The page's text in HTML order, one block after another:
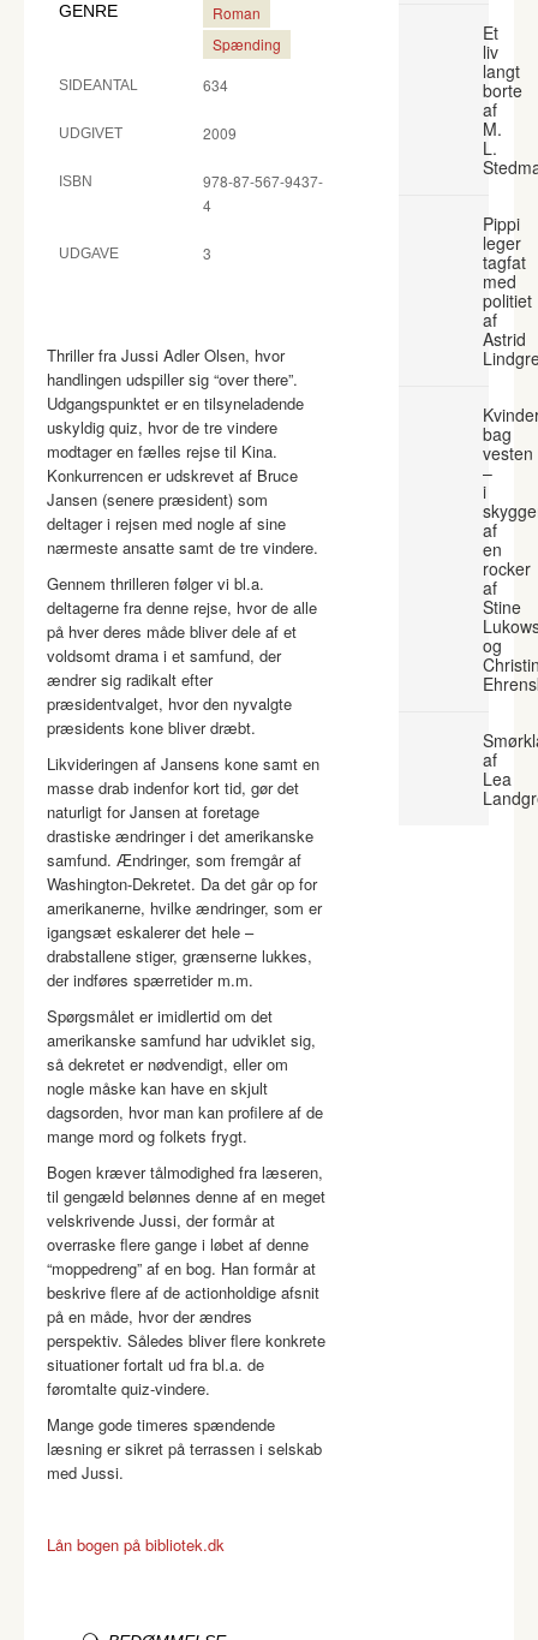
GENRE
Roman
Spænding
SIDEANTAL 634
UDGIVET 2009
ISBN
978-87-567-9437-
4
UDGAVE 3
Thriller fra Jussi Adler Olsen, hvor
handlingen udspiller sig “over there”.
Udgangspunktet er en tilsyneladende
uskyldig quiz, hvor de tre vindere
modtager en fælles rejse til Kina.
Konkurrencen er udskrevet af Bruce
Jansen (senere præsident) som
deltager i rejsen med nogle af sine
nærmeste ansatte samt de tre vindere.
Gennem thrilleren følger vi bl.a.
deltagerne fra denne rejse, hvor de alle
på hver deres måde bliver dele af et
voldsomt drama i et samfund, der
ændrer sig radikalt efter
præsidentvalget, hvor den nyvalgte
præsidents kone bliver dræbt.
Likvideringen af Jansens kone samt en
masse drab indenfor kort tid, gør det
naturligt for Jansen at foretage
drastiske ændringer i det amerikanske
samfund. Ændringer, som fremgår af
Washington-Dekretet. Da det går op for
amerikanerne, hvilke ændringer, som er
igangsæt eskalerer det hele –
drabstallene stiger, grænserne lukkes,
der indføres spærretider m.m.
Spørgsmålet er imidlertid om det
amerikanske samfund har udviklet sig,
så dekretet er nødvendigt, eller om
nogle måske kan have en skjult
dagsorden, hvor man kan profilere af de
mange mord og folkets frygt.
Bogen kræver tålmodighed fra læseren,
til gengæld belønnes denne af en meget
velskrivende Jussi, der formår at
overraske flere gange i løbet af denne
“moppedreng” af en bog. Han formår at
beskrive flere af de actionholdige afsnit
på en måde, hvor der ændres
perspektiv. Således bliver flere konkrete
situationer fortalt ud fra bl.a. de
føromtalte quiz-vindere.
Mange gode timeres spændende
læsning er sikret på terrassen i selskab
med Jussi.
Lån bogen på bibliotek.dk
Et
liv
langt
borte
af
M.
L.
Pippi
leger
tagfat
med
politiet
af
Astrid
bag
vesten
–
i
af
en
rocker
af
Stine
og
af
Lea